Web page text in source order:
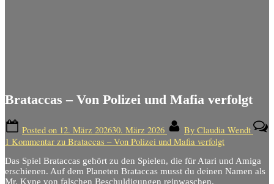
Brataccas – Von Polizei und Mafia verfolgt
Posted on 12. März 202630. März 2026 By Claudia Wendt
1 Kommentar zu Brataccas – Von Polizei und Mafia verfolgt
Das Spiel Brataccas gehört zu den Spielen, die für Atari und Amiga
erschienen. Auf dem Planeten Brataccas musst du deinen Namen als
Mr. Kyne von falschen Beschuldigungen reinwaschen.